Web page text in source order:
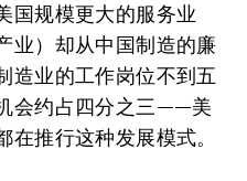
国规模更大的服务业
业）却从中国制造的廉
造业的工作岗位不到五
会约占四分之三——美
在推行这种发展模式。